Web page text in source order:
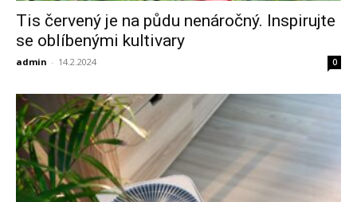
Tis červený je na půdu nenáročný. Inspirujte
se oblíbenými kultivary
admin - 14.2.2024 0